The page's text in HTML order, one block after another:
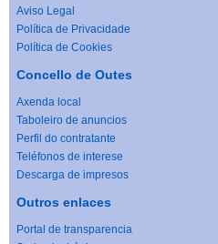
Aviso Legal
Política de Privacidade
Política de Cookies
Concello de Outes
Axenda local
Taboleiro de anuncios
Perfil do contratante
Teléfonos de interese
Descarga de impresos
Outros enlaces
Portal de transparencia